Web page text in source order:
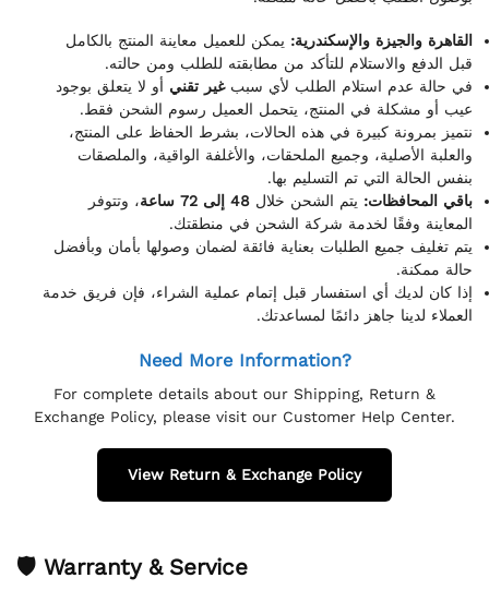
القاهرة والجيزة والإسكندرية: يمكن للعميل معاينة المنتج بالكامل
قبل الدفع والاستلام للتأكد من مطابقته للطلب ومن حالته.
في حالة عدم استلام الطلب لأي سببغير تقني أو لا يتعلق بوجود
عيب أو مشكلة في المنتج، يتحمل العميل رسوم الشحن فقط.
نتميز بمرونة كبيرة في هذه الحالات، بشرط الحفاظ على المنتج،
والعلبة الأصلية، وجميع الملحقات، والأغلفة الواقية، والملصقات
بنفس الحالة التي تم التسليم بها.
باقي المحافظات: يتم الشحن خلال 48 إلى 72 ساعة
، وتتوفر
المعاينة وفقًا لخدمة شركة الشحن في منطقتك.
يتم تغليف جميع الطلبات بعناية فائقة لضمان وصولها بأمان وبأفضل
حالة ممكنة.
إذا كان لديك أي استفسار قبل إتمام عملية الشراء، فإن فريق خدمة
العملاء لدينا جاهز دائمًا لمساعدتك.
Need More Information?
For complete details about our Shipping, Return &
Exchange Policy, please visit our Customer Help Center.
View Return & Exchange Policy
🛡 Warranty & Service